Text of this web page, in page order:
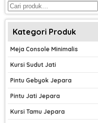
Pencarian
untuk:
Kategori Produk
Meja Console Minimalis
Kursi Sudut Jati
Pintu Gebyok Jepara
Pintu Jati Jepara
Kursi Tamu Jepara